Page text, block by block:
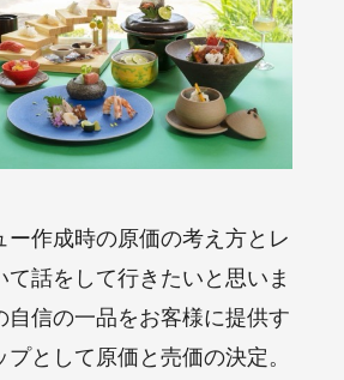
ー作成時の原価の考え方とレ
て話をして行きたいと思いま
信の一品をお客様に提供す
として原価と売価の決定。